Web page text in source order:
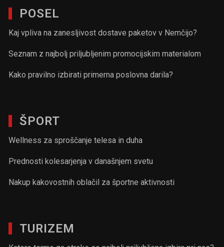
POSEL
Kaj vpliva na zanesljivost dostave paketov v Nemčijo?
Seznam z najbolj priljubljenim promocijskim materialom
Kako pravilno izbirati primerna poslovna darila?
ŠPORT
Wellness za sproščanje telesa in duha
Prednosti kolesarjenja v današnjem svetu
Nakup kakovostnih oblačil za športne aktivnosti
TURIZEM